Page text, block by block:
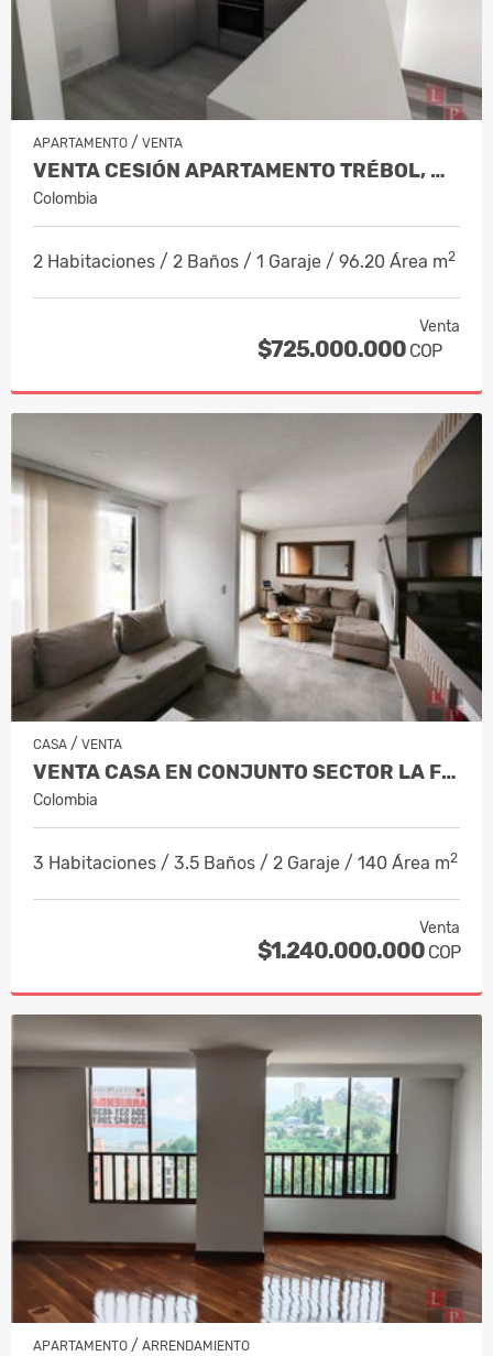
APARTAMENTO / VENTA
VENTA CESIÓN APARTAMENTO TRÉBOL, MAN…
Colombia
2 Habitaciones / 2 Baños / 1 Garaje / 96.20 Área m2
Venta
$725.000.000 COP
CASA / VENTA
VENTA CASA EN CONJUNTO SECTOR LA FLORID…
Colombia
3 Habitaciones / 3.5 Baños / 2 Garaje / 140 Área m2
Venta
$1.240.000.000 COP
APARTAMENTO / ARRENDAMIENTO